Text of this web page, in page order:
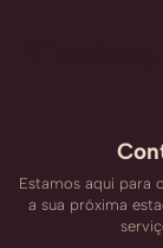
Estamos aqui para
a sua próxima